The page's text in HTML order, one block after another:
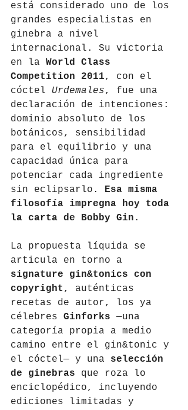
está considerado uno de los
grandes especialistas en
ginebra a nivel
internacional. Su victoria
en la World Class
Competition 2011, con el
cóctel Urdemales, fue una
declaración de intenciones:
dominio absoluto de los
botánicos, sensibilidad
para el equilibrio y una
capacidad única para
potenciar cada ingrediente
sin eclipsarlo. Esa misma
filosofía impregna hoy toda
la carta de Bobby Gin .
La propuesta líquida se
articula en torno a
signature gin&tonics con
copyright , auténticas
recetas de autor, los ya
célebres Ginforks —una
categoría propia a medio
camino entre el gin&tonic y
el cóctel— y una selección
de ginebras que roza lo
enciclopédico, incluyendo
ediciones limitadas y